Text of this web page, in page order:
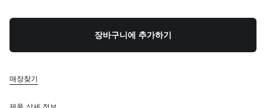
장바구니에 추가하기
매장찾기
사이트맵
지원
주문 추적